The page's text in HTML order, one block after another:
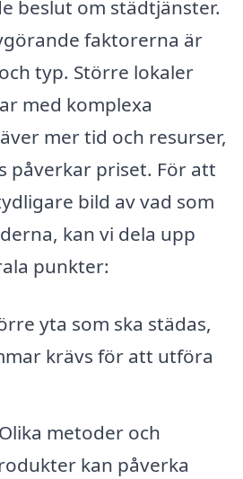
beslut om städtjänster.
faktorerna är
typ. Större lokaler
med komplexa
mer tid och resurser,
påverkar priset. För att
bild av vad som
kan vi dela upp
punkter:
yta som ska städas,
krävs för att utföra
Olika metoder och
kan påverka